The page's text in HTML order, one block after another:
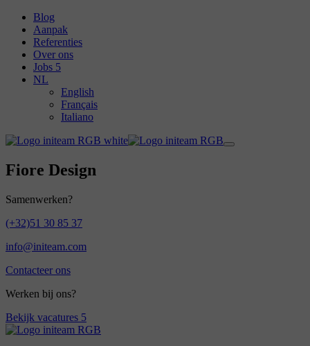
Blog
Aanpak
Referenties
Over ons
Jobs 5
NL
English
Français
Italiano
Fiore Design
Samenwerken?
(+32)51 30 85 37
info@initeam.com
Contacteer ons
Werken bij ons?
Bekijk vacatures 5